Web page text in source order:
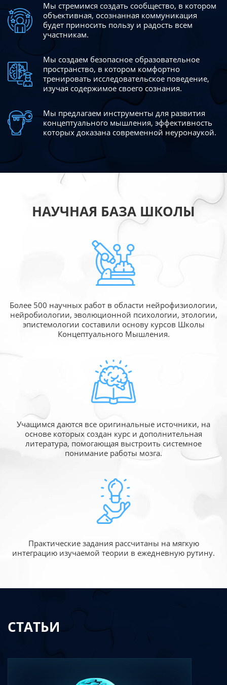
Мы стремимся создать сообщество, в котором
объективная, осознанная коммуникация
будет приносить пользу и радость всем
участникам.
Мы создаем безопасное образовательное
пространство, в котором комфортно
тренировать исследовательское поведение,
изучая содержимое своего сознания.
Мы предлагаем инструменты для развития
концептуального мышления, эффективность
которых доказана современной неуронаукой.
НАУЧНАЯ БАЗА ШКОЛЫ
Более 500 научных работ в области нейрофизиологии,
нейробиологии, эволюционной психологии, этологии,
эпистемологии составили основу курсов Школы
Концептуального Мышления.
Учащимся даются все оригинальные источники, на
основе которых создан курс и дополнительная
литература, помогающая выстроить системное
понимание работы мозга.
Практические задания рассчитаны на мягкую
интеграцию изучаемой теории в ежедневную рутину.
СТАТЬИ